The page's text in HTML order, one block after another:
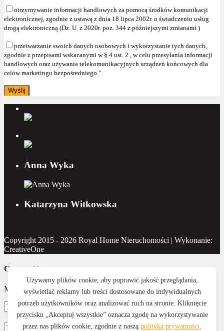
otrzymywanie informacji handlowych za pomocą środków komunikacji
elektronicznej, zgodnie z ustawą z dnia 18 lipca 2002r. o świadczeniu usług
drogą elektroniczną (Dz. U. z 2020r. poz. 344 z późniejszymi zmianami )
przetwarzanie swoich danych osobowych i wykorzystanie tych danych,
zgodnie z przepisami wskazanymi w § 4 ust. 2 , w celu przesyłania informacji
handlowych oraz używania telekomunikacyjnych urządzeń końcowych dla
celów marketingu bezpośredniego."
Anna Wyka
Katarzyna Witkowska
Copyright 2015 - 2026 Royal Home Nieruchomości | Wykonanie:
CreativeOne
Contact Us
Masz pytanie? Napisz do nas